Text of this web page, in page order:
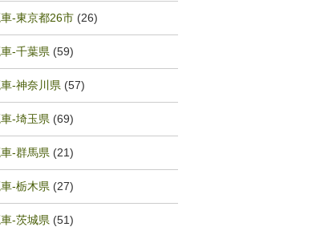
-東京都26市 (26)
-千葉県 (59)
-神奈川県 (57)
-埼玉県 (69)
-群馬県 (21)
-栃木県 (27)
-茨城県 (51)